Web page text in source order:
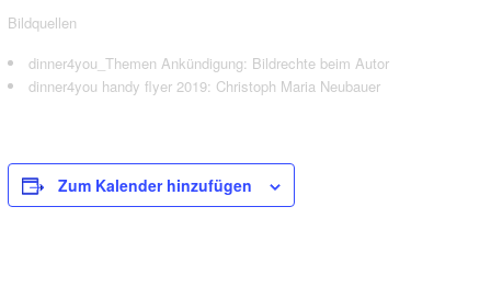
Bildquellen
dinner4you_Themen Ankündigung: Bildrechte beim Autor
dinner4you handy flyer 2019: Christoph Maria Neubauer
Zum Kalender hinzufügen